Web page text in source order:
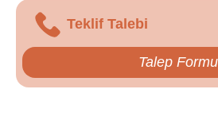
Teklif Talebi
Talep Formu